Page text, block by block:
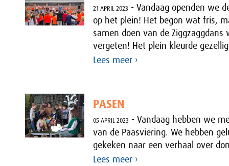
21 APRIL 2023 - Vandaag openden we
op het plein! Het begon wat fris,
samen doen van de Ziggzaggdans
vergeten! Het plein kleurde
Lees meer ›
PASEN
05 APRIL 2023 - Vandaag hebben we
van de Paasviering. We hebben
gekeken naar een verhaal over
Lees meer ›